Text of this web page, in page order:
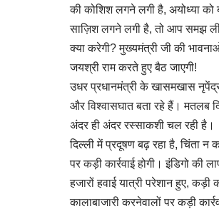
की कोशिश लगने लगी है, अयोध्या को
साज़िश लगने लगी है, तो आप समझ
क्या करेगी? मुख्यमंत्री जी की
जयश्री राम करते हुए बैठ जाएगी!
उधर प्रधानमंत्री के खासमखास
और विश्वासघात बता रहे हैं। मतलब
अंदर ही अंदर रस्साकशी चल रही है।
दिल्ली में प्रदूषण बढ़ रहा है, चिंता न
पर कड़ी कार्रवाई होगी। इंडिगो की
हजारों हवाई यात्री परेशान हुए, कड़ी
कालाबाजारी करनेवालों पर कड़ी